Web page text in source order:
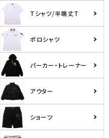
Tシャツ/半端丈T
ポロシャツ
パーカー・トレーナー
アウター
ショーツ